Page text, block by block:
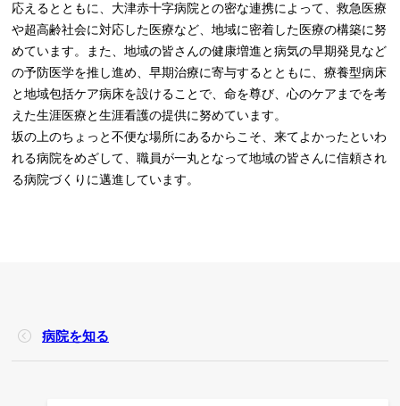
応えるとともに、大津赤十字病院との密な連携によって、救急医療
や超高齢社会に対応した医療など、地域に密着した医療の構築に努
めています。また、地域の皆さんの健康増進と病気の早期発見など
の予防医学を推し進め、早期治療に寄与するとともに、療養型病床
と地域包括ケア病床を設けることで、命を尊び、心のケアまでを考
えた生涯医療と生涯看護の提供に努めています。
坂の上のちょっと不便な場所にあるからこそ、来てよかったといわ
れる病院をめざして、職員が一丸となって地域の皆さんに信頼され
る病院づくりに邁進しています。
病院を知る